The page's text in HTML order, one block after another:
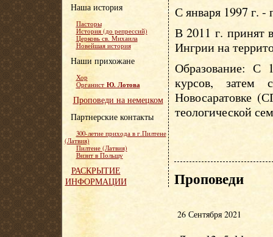
С января 1997 г.
В 2011 г. принят
Ингрии на
Образование: С
курсов, затем
Новосаратовке
теологической
Проповеди
26 Сентября 2021
Наша история
Пасторы
История (до репрессий)
Церковь св. Михаила
Новейшая история
Наши прихожане
Хор
Органист Ю. Лотова
Проповеди на немецком
Партнерские контакты
300-летие прихода в г.Пилтене
(Латвия)
Пилтене (Латвия)
Визит в Польшу
РАСКРЫТИЕ
ИНФОРМАЦИИ